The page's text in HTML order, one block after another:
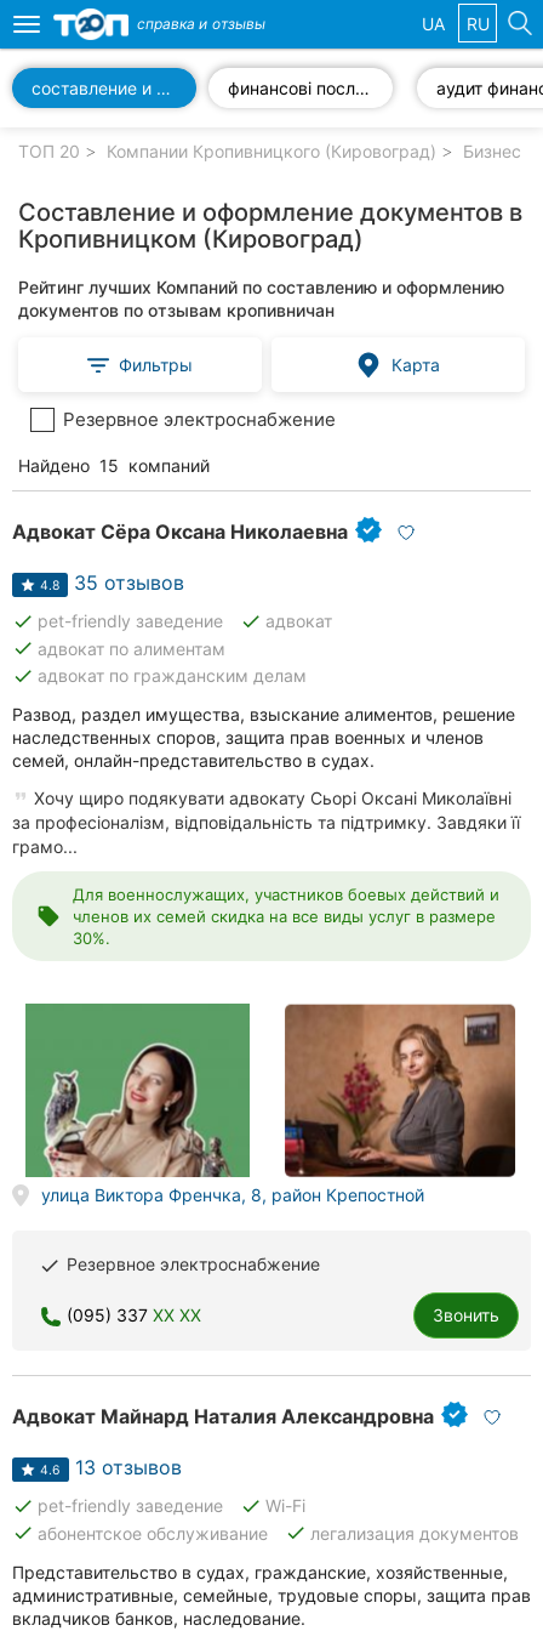
компании
рубрики:
клиники
Ветеринарные
клиники
Все
рубрики
Все
города:
Кропивницкий
Винница
Житомир
Хмельницкий
Ровно
Киев
Харьков
Запорожье
Днепр
Львов
Кривой
Николаев
Toggle
navigation
справка и отзывы UA RU
финансові послуги
составление и оформление документов
ТОП 20 Компании Кропивницкого (Кировоград) Бизнес
Составление и оформление документов в
Кропивницком (Кировоград)
Рейтинг лучших Компаний по составлению и оформлению
документов по отзывам кропивничан
Фильтры Карта
Резервное электроснабжение
Найдено 15 компаний
Адвокат Сёра Оксана Николаевна
4.8 35 отзывов
done pet-friendly заведение done адвокат
done адвокат по алиментам
done адвокат по гражданским делам
Развод, раздел имущества, взыскание алиментов, решение
наследственных споров, защита прав военных и членов
семей, онлайн-представительство в судах.
Хочу щиро подякувати адвокату Сьорі Оксані Миколаївні
за професіоналізм, відповідальність та підтримку. Завдяки її
грамо...
local_offer
Для военнослужащих, участников боевых действий и
членов их семей скидка на все виды услуг в размере
30%.
улица Виктора Френчка, 8, район Крепостной
done Резервное электроснабжение
(095) 337 XX XX Звонить
Адвокат Майнард Наталия Александровна
4.6 13 отзывов
done pet-friendly заведение done Wi-Fi
done абонентское обслуживание done легализация документов
Представительство в судах, гражданские, хозяйственные,
административные, семейные, трудовые споры, защита прав
вкладчиков банков, наследование.